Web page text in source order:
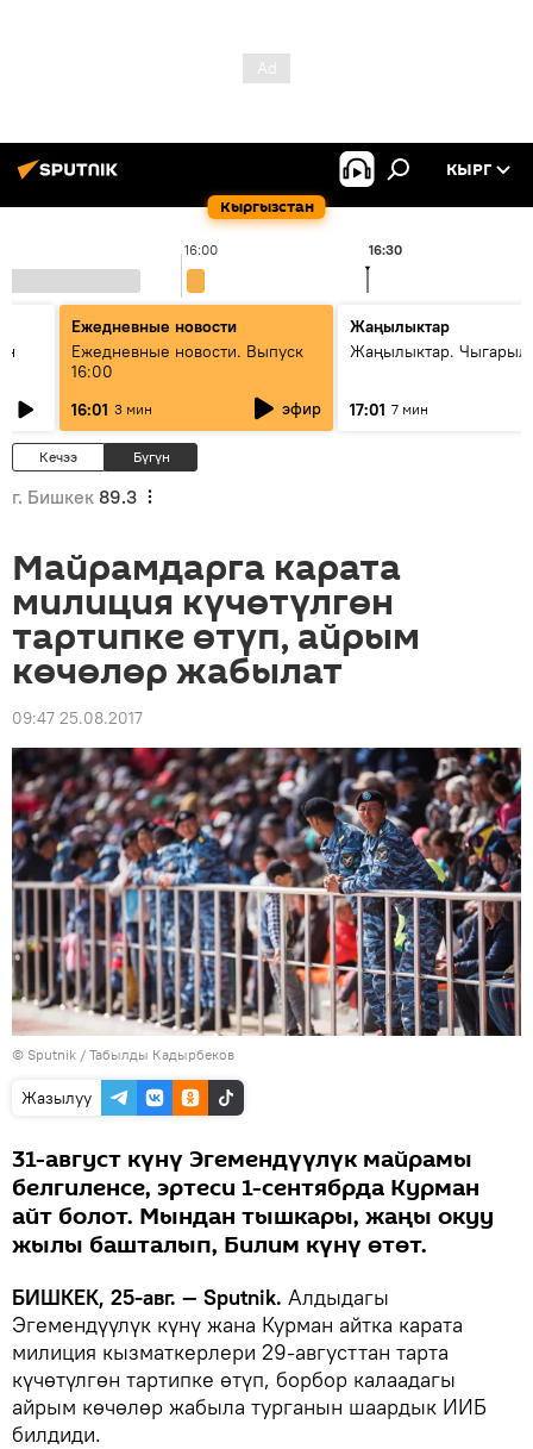
Кыргызстан
КЫРГ
16:00 16:30
Ежедневные новости
Ежедневные новости. Выпуск
16:00
16:01 3 мин эфир
Жаңылыктар
Жаңылыктар.
17:01 7 мин
Кечээ Бүгүн
г. Бишкек 89.3
Майрамдарга карата
милиция күчөтүлгөн
тартипке өтүп, айрым
көчөлөр жабылат
09:47 25.08.2017
© Sputnik / Табылды Кадырбеков
Жазылуу
31-август күнү Эгемендүүлүк майрамы
белгиленсе, эртеси 1-сентябрда Курман
айт болот. Мындан тышкары, жаңы окуу
жылы башталып, Билим күнү өтөт.
БИШКЕК, 25-авг. — Sputnik. Алдыдагы
Эгемендүүлүк күнү жана Курман айтка карата
милиция кызматкерлери 29-августтан тарта
күчөтүлгөн тартипке өтүп, борбор калаадагы
айрым көчөлөр жабыла турганын шаардык ИИБ
билдиди.